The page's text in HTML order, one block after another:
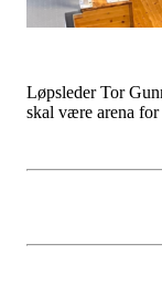
Løpsleder Tor
skal være arena for